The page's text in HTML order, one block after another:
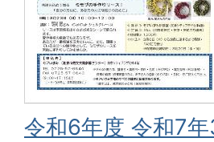
令和6年度 令和7